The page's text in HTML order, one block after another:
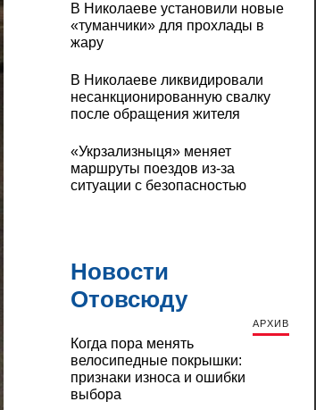
В Николаеве установили новые
«туманчики» для прохлады в
жару
В Николаеве ликвидировали
несанкционированную свалку
после обращения жителя
«Укрзализныця» меняет
маршруты поездов из-за
ситуации с безопасностью
Новости
Отовсюду
АРХИВ
Когда пора менять
велосипедные покрышки:
признаки износа и ошибки
выбора